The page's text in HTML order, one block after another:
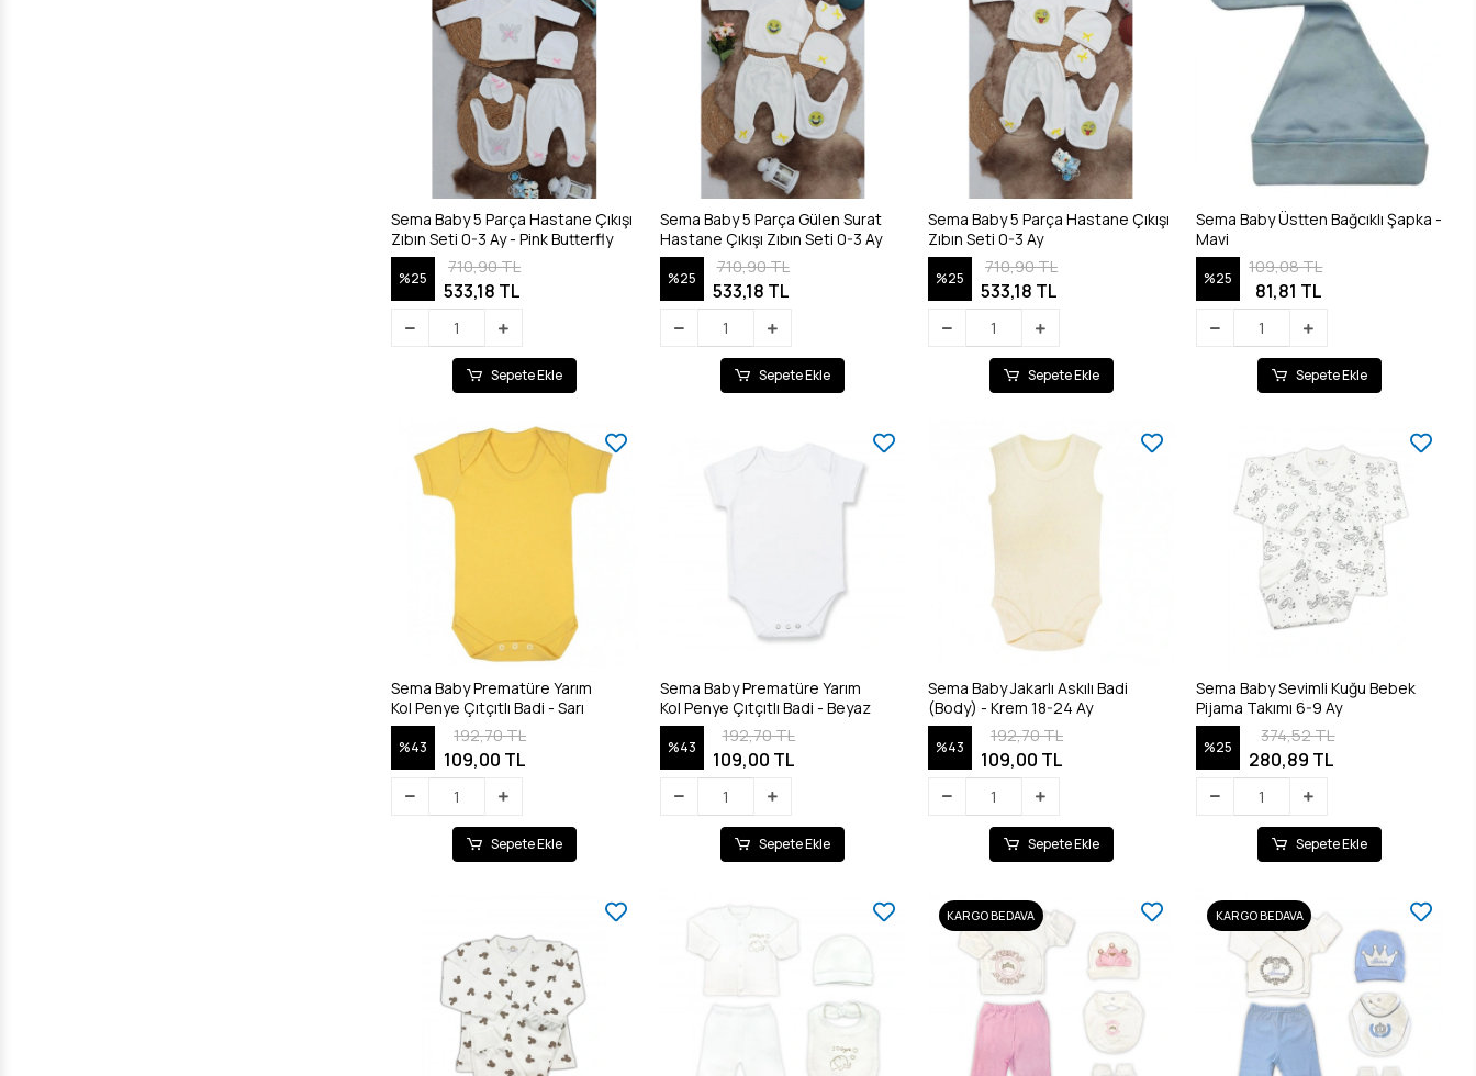
Sema Baby 5 Parça Hastane Çıkışı
Zıbın Seti 0-3 Ay - Pink Butterfly
%25
710,90 TL
533,18 TL
Sepete Ekle
Sema Baby 5 Parça Gülen Surat
Hastane Çıkışı Zıbın Seti 0-3 Ay
%25
710,90 TL
533,18 TL
Sepete Ekle
Sema Baby 5 Parça Hastane Çıkışı
Zıbın Seti 0-3 Ay
%25
710,90 TL
533,18 TL
Sepete Ekle
Sema Baby Üstten Bağcıklı Şapka -
Mavi
%25
109,08 TL
81,81 TL
Sepete Ekle
Sema Baby Prematüre Yarım
Kol Penye Çıtçıtlı Badi - Sarı
%43
192,70 TL
109,00 TL
Sepete Ekle
Sema Baby Prematüre Yarım
Kol Penye Çıtçıtlı Badi - Beyaz
%43
192,70 TL
109,00 TL
Sepete Ekle
Sema Baby Jakarlı Askılı Badi
(Body) - Krem 18-24 Ay
%43
192,70 TL
109,00 TL
Sepete Ekle
Sema Baby Sevimli Kuğu Bebek
Pijama Takımı 6-9 Ay
%25
374,52 TL
280,89 TL
Sepete Ekle
KARGO BEDAVA KARGO BEDAVA